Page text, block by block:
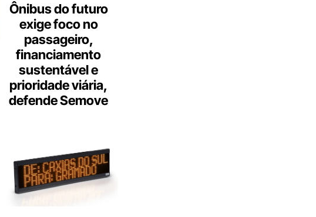
Ônibus do futuro
exige foco no
passageiro,
financiamento
sustentável e
prioridade viária,
defende Semove